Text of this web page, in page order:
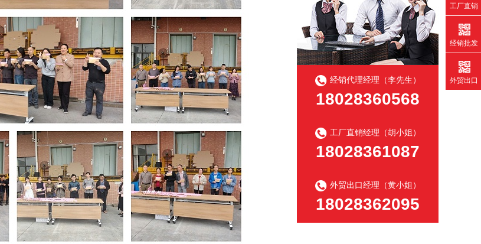
经销代理经理（李先生）
18028360568
工厂直销经理（胡小姐）
18028361087
外贸出口经理（黄小姐）
18028362095
工厂直销
经销批发
外贸出口